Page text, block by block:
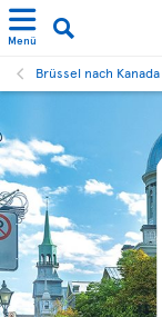
Menü
Brüssel nach Kanada